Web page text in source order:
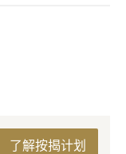
了解按揭计划